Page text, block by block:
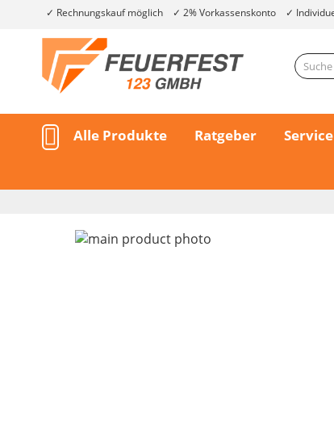
Rechnungskauf möglich 2% Vorkassenskonto
Alle Produkte Ratgeber
Skip